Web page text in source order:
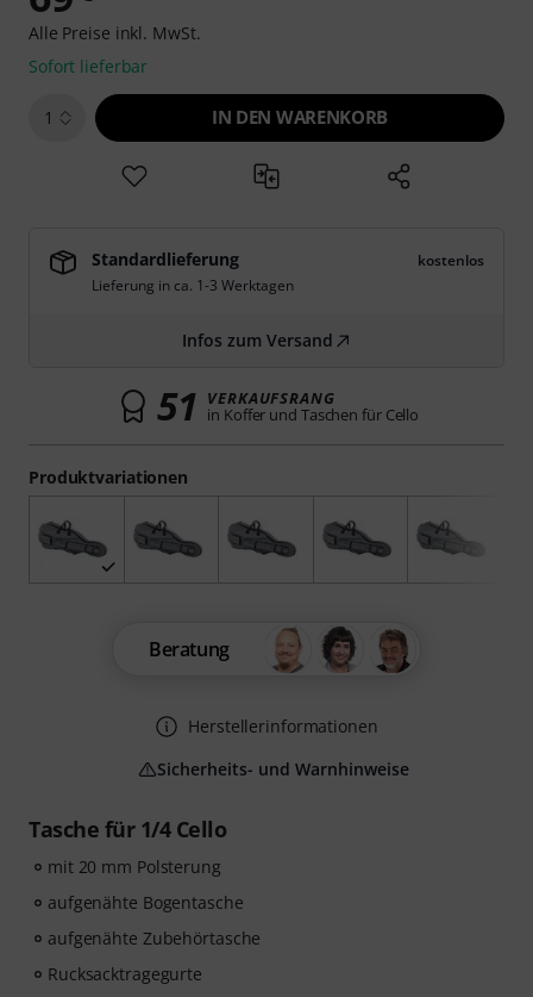
Tasche für 1/4 Cello
mit 20 mm Polsterung
aufgenähte Bogentasche
aufgenähte Zubehörtasche
Rucksacktragegurte
Produktvariationen
Alle Preise inkl. MwSt.
Sofort lieferbar
1 IN DEN WARENKORB
Standardlieferung
kostenlos
Lieferung in ca. 1-3 Werktagen
Infos zum Versand
51 VERKAUFSRANG
in Koffer und Taschen für Cello
Beratung
Herstellerinformationen
Sicherheits- und Warnhinweise